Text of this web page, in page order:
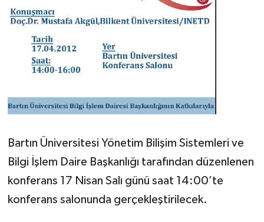
Bartın Üniversitesi Yönetim Bilişim Sistemleri ve
Bilgi İşlem Daire Başkanlığı tarafından düzenlenen
konferans 17 Nisan Salı günü saat 14:00’te
konferans salonunda gerçekleştirilecek.